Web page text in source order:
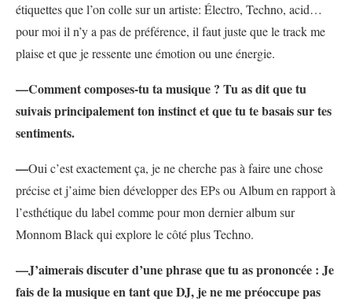
étiquettes que l’on colle sur un artiste: Électro, Techno, acid…
pour moi il n’y a pas de préférence, il faut juste que le track me
plaise et que je ressente une émotion ou une énergie.
—Comment composes-tu ta musique ? Tu as dit que tu
suivais principalement ton instinct et que tu te basais sur tes
sentiments.
—Oui c’est exactement ça, je ne cherche pas à faire une chose
précise et j’aime bien développer des EPs ou Album en rapport à
l’esthétique du label comme pour mon dernier album sur
Monnom Black qui explore le côté plus Techno.
—J’aimerais discuter d’une phrase que tu as prononcée : Je
fais de la musique en tant que DJ, je ne me préoccupe pas